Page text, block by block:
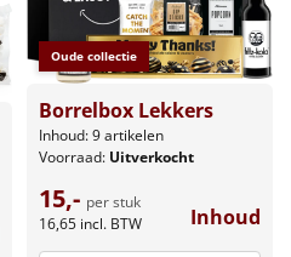
Oude collectie
Borrelbox Lekkers
Inhoud: 9 artikelen
Voorraad: Uitverkocht
15,- per stuk
16,65 incl. BTW Inhoud